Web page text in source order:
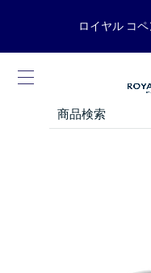
ロイヤル コ